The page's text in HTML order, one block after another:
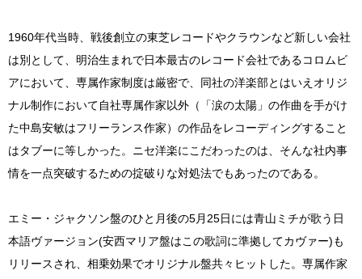
1960年代当時、戦後創立の東芝レコードやクラウンなど新しい会社
は別として、明治生まれで日本最古のレコード会社であるコロムビ
アにおいて、専属作家制度は厳密で、同社の洋楽部とはいえオリジ
ナル制作において自社専属作家以外（「涙の太陽」の作曲を手がけ
た中島安敏はフリーランス作家）の作品をレコーディングすること
はタブーに等しかった。ニセ洋楽にこだわったのは、そんな社内事
情を一点突破するための掟破りな対処法でもあったのである。
エミー・ジャクソン盤のひと月後の5月25日には青山ミチが歌う日
本語ヴァージョン(安西マリア盤はこの歌詞に準拠してカヴァー)も
リリースされ、相乗効果でオリジナル盤共々ヒットした。専属作家